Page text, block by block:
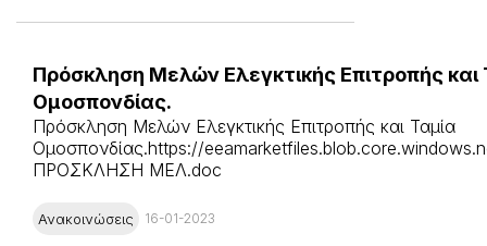
Πρόσκληση Μελών Ελεγκτικής Επιτροπής και
Ομοσπονδίας.
Πρόσκληση Μελών Ελεγκτικής Επιτροπής και Ταμία
Ομοσπονδίας.https://
ΠΡΟΣΚΛΗΣΗ ΜΕΛ.doc
Ανακοινώσεις 16-01-2023